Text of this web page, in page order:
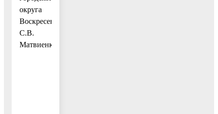
округа
Воскресенск
С.В.
Матвиенко